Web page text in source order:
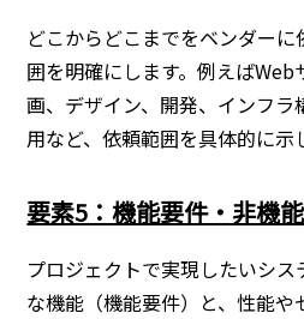
どこからどこまでをベンダー
囲を明確にします。例えば
画、デザイン、開発、インフ
用など、依頼範囲を具体的に示
要素5：機能要件・非機
プロジェクトで実現したいシ
な機能（機能要件）と、性能